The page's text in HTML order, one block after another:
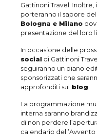
Gattinoni Travel. Inoltre,
porteranno il sapore
Bologna e Milano
presentazione del loro
In occasione delle
social di Gattinoni
seguiranno un piano
sponsorizzati che
approfonditi sul blog
La programmazione
interna saranno
di non perdere
calendario